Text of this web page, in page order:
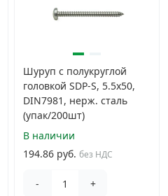
Шуруп с полукруглой
головкой SDP-S, 5.5х50,
DIN7981, нерж. сталь
(упак/200шт)
В наличии
194.86 руб. без НДС
- +